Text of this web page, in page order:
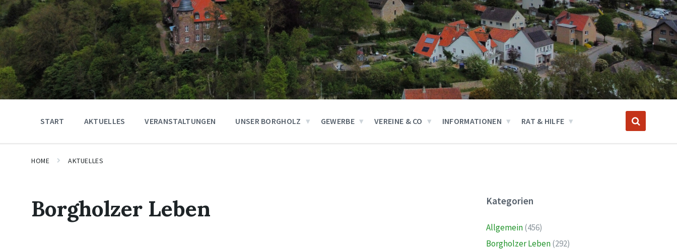
START AKTUELLES VERANSTALTUNGEN UNSER BORGHOLZ GEWERBE VEREINE & CO INFORMATIONEN RAT & HILFE
HOME AKTUELLES
Borgholzer Leben Kategorien
Allgemein(456)
Borgholzer Leben(292)